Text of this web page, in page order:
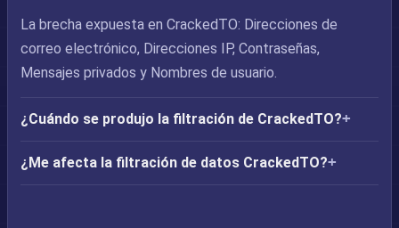
La brecha expuesta en CrackedTO: Direcciones de
correo electrónico, Direcciones IP, Contraseñas,
Mensajes privados y Nombres de usuario.
¿Cuándo se produjo la filtración de CrackedTO?
¿Me afecta la filtración de datos CrackedTO?